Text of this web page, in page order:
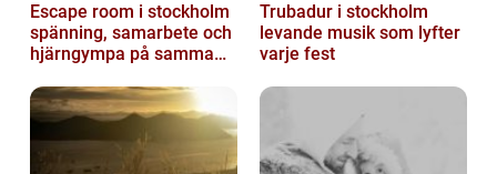
Escape room i stockholm
spänning, samarbete och
hjärngympa på samma
Trubadur i stockholm
levande musik som lyfter
varje fest